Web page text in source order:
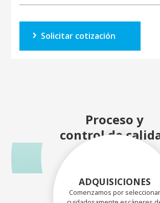
Solicitar cotización
Proceso y
control de
ADQUISICIONES
Comenzamos por seleccionar